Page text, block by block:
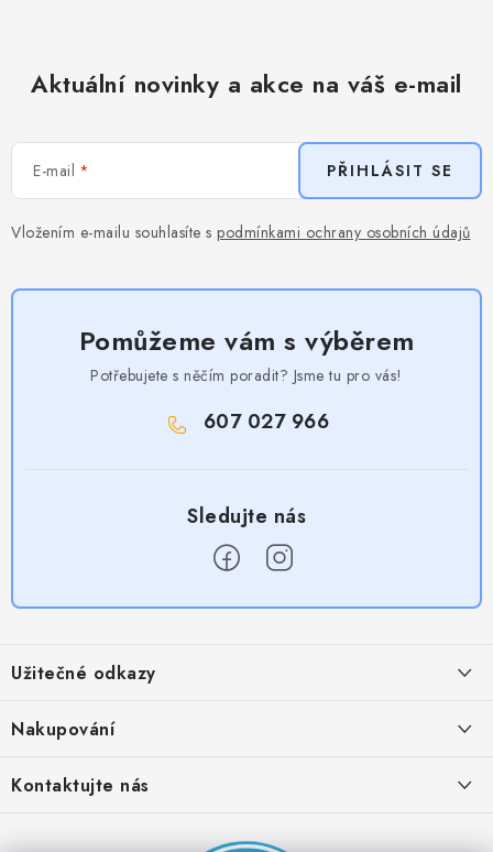
Aktuální novinky a akce na váš e-mail
E-mail
Vložením e-mailu souhlasíte s podmínkami ochrany osobních údajů
PŘIHLÁSIT SE
Pomůžeme vám s výběrem
Potřebujete s něčím poradit? Jsme tu pro vás!
607 027 966
p
a
Užitečné odkazy
Provizní systém
Partner stránek: Super plecháček
Nakupování
Kontaktujte nás